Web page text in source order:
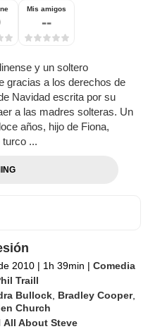
Mis amigos
--
y un soltero
gracias a los derechos de
Navidad escrita por su
a las madres solteras. Un
años, hijo de Fiona,
turco ...
2010 | 1h 39min | Comedia
Traill
Bullock Bradley Cooper,
Church
All About Steve